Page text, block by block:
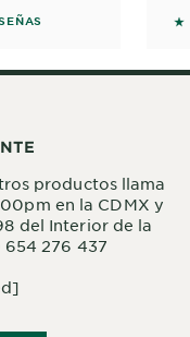
5
productos llama
en la CDMX y
del Interior de la
276 437